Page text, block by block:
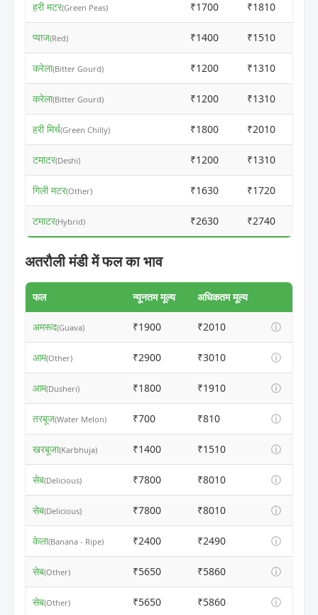
हरी मटर(Green Peas) ₹1700 ₹1810
प्याज(Red) ₹1400 ₹1510
करेला(Bitter Gourd) ₹1200 ₹1310
करेला(Bitter Gourd) ₹1200 ₹1310
हरी मिर्च(Green Chilly) ₹1800 ₹2010
टमाटर(Deshi) ₹1200 ₹1310
गिली मटर(Other) ₹1630 ₹1720
टमाटर(Hybrid) ₹2630 ₹2740
अतरौली मंडी में फल का भाव
फल न्यूनतम मूल्य अधिकतम मूल्य
अमरूद(Guava) ₹1900 ₹2010 ⓘ
आम(Other) ₹2900 ₹3010 ⓘ
आम(Dusheri) ₹1800 ₹1910 ⓘ
तरबूज(Water Melon) ₹700 ₹810 ⓘ
खरबूजा(Karbhuja) ₹1400 ₹1510 ⓘ
सेब(Delicious) ₹7800 ₹8010 ⓘ
सेब(Delicious) ₹7800 ₹8010 ⓘ
केला(Banana - Ripe) ₹2400 ₹2490 ⓘ
सेब(Other) ₹5650 ₹5860 ⓘ
सेब(Other) ₹5650 ₹5860 ⓘ